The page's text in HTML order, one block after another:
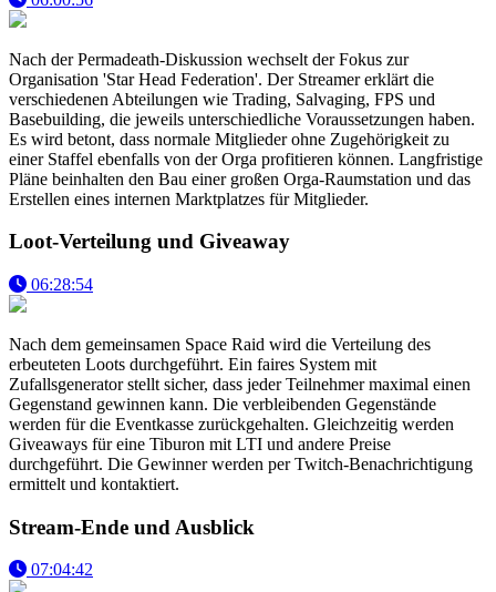
Nach der Permadeath-Diskussion wechselt der Fokus zur
Organisation 'Star Head Federation'. Der Streamer erklärt die
verschiedenen Abteilungen wie Trading, Salvaging, FPS und
Basebuilding, die jeweils unterschiedliche Voraussetzungen haben.
Es wird betont, dass normale Mitglieder ohne Zugehörigkeit zu
einer Staffel ebenfalls von der Orga profitieren können. Langfristige
Pläne beinhalten den Bau einer großen Orga-Raumstation und das
Erstellen eines internen Marktplatzes für Mitglieder.
Loot-Verteilung und Giveaway
06:28:54
Nach dem gemeinsamen Space Raid wird die Verteilung des
erbeuteten Loots durchgeführt. Ein faires System mit
Zufallsgenerator stellt sicher, dass jeder Teilnehmer maximal einen
Gegenstand gewinnen kann. Die verbleibenden Gegenstände
werden für die Eventkasse zurückgehalten. Gleichzeitig werden
Giveaways für eine Tiburon mit LTI und andere Preise
durchgeführt. Die Gewinner werden per Twitch-Benachrichtigung
ermittelt und kontaktiert.
Stream-Ende und Ausblick
07:04:42